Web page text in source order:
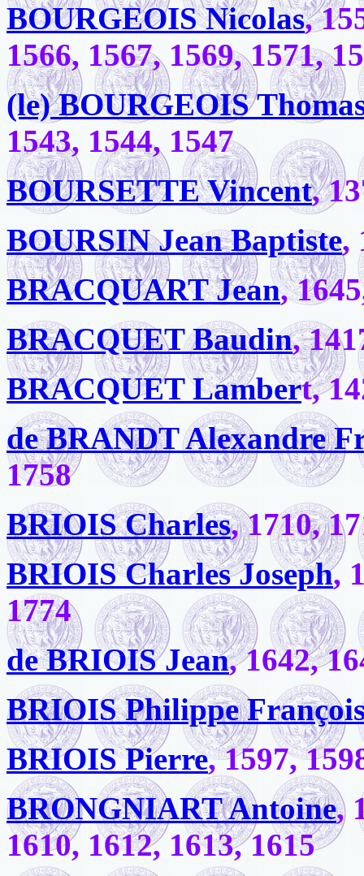
BOURGEOIS Nicolas,
1566, 1567, 1569, 1571,
(le) BOURGEOIS
1543, 1544, 1547
BOURSETTE Vincent,
BOURSIN Jean Baptiste,
BRACQUART Jean,
BRACQUET Baudin,
BRACQUET Lambert,
de BRANDT Alexandre
1758
BRIOIS Charles, 1710,
BRIOIS Charles Joseph,
1774
de BRIOIS Jean, 1642,
BRIOIS Philippe
BRIOIS Pierre, 1597,
BRONGNIART Antoine,
1610, 1612, 1613, 1615